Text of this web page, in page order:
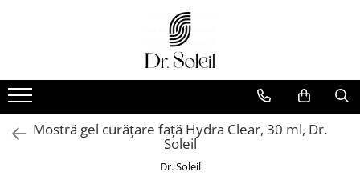
Mostră gel curățare față Hydra Clear, 30 ml, Dr.
Soleil
Dr. Soleil